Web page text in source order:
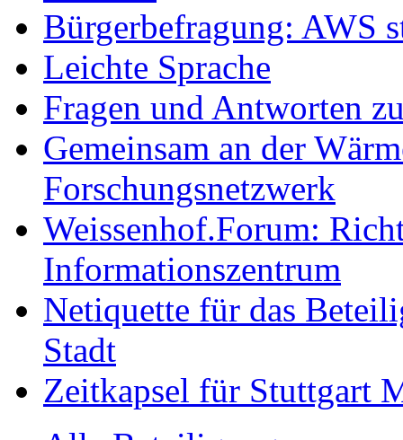
Bürgerbefragung: AWS
Leichte Sprache
Fragen und Antworten
Gemeinsam an der
Forschungsnetzwerk
Weissenhof.Forum:
Informationszentrum
Netiquette für das
Stadt
Zeitkapsel für Stuttgart